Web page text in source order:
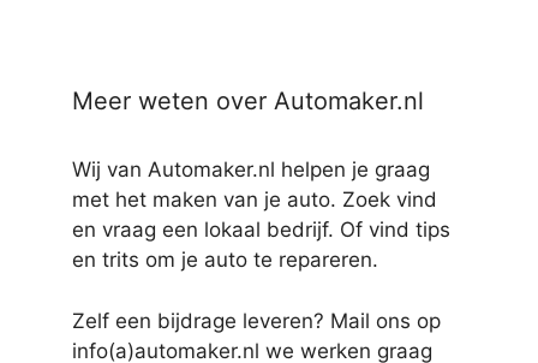
Meer weten over Automaker.nl
Wij van Automaker.nl helpen je graag
met het maken van je auto. Zoek vind
en vraag een lokaal bedrijf. Of vind tips
en trits om je auto te repareren.
Zelf een bijdrage leveren? Mail ons op
info(a)automaker.nl we werken graag